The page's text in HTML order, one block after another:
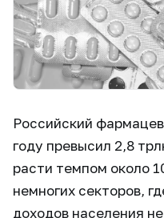
Российский
году превысил 2,8
расти темпом около
немногих секторов,
доходов населения